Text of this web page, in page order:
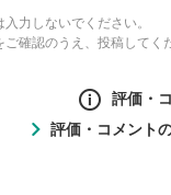
力しないでください。
ご確認のうえ、投稿してく
評価・
評価・コメント